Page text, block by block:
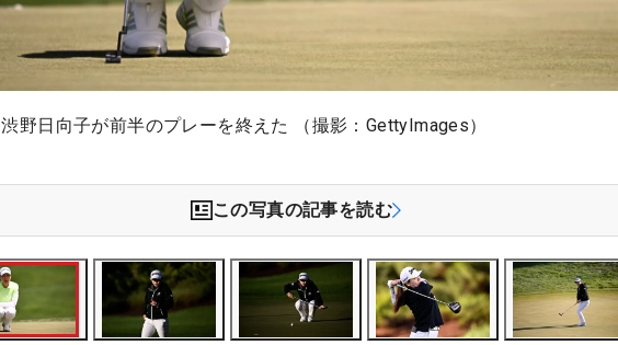
渋野日向子が前半のプレーを終えた （撮影：GettyImages）
この写真の記事を読む